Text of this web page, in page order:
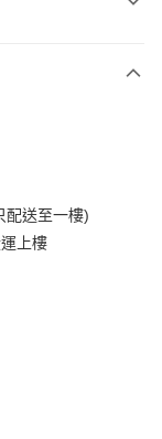
銀行
配送至一樓)
上樓